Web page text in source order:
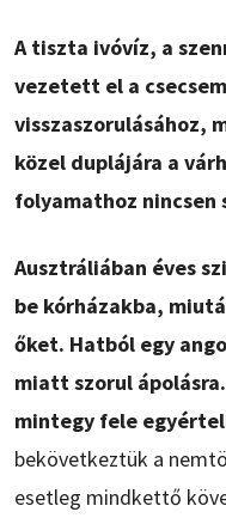
A tiszta ivóvíz, a
vezetett el a
visszaszorulásához,
közel duplájára a
folyamathoz nincsen
Ausztráliában éves
be kórházakba,
őket. Hatból egy
miatt szorul
mintegy fele
bekövetkeztük a
esetleg mindkettő